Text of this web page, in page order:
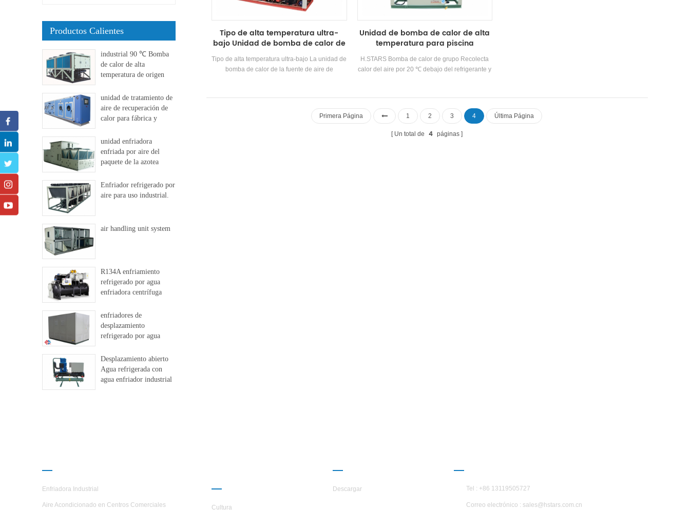
Tipo de alta temperatura ultra-
bajo Unidad de bomba de calor de
fuente de aire de temperatura
Tipo de alta temperatura ultra-bajo La unidad de
bomba de calor de la fuente de aire de
con capacidad de calefacción nominal 88kw
Potencia de entrada 37.5kw Rango de
temperatura del agua caliente 55 ° C-85 ° C
Unidad de bomba de calor de alta
temperatura para piscina
H.STARS Bomba de calor de grupo Recolecta
calor del aire por 20 ℃ debajo del refrigerante y
través de la transferencia de calor a la
necesidad de calentar agua u otros medios
Primera Página 1 2 3 4 Última Página
Un total de 4 páginas
Productos Calientes
industrial 90 ℃ Bomba
de calor de alta
temperatura de origen
unidad de tratamiento de
aire de recuperación de
calor para fábrica y
unidad enfriadora
enfriada por aire del
paquete de la azotea
Enfriador refrigerado por
aire para uso industrial.
air handling unit system
R134A enfriamiento
refrigerado por agua
enfriadora centrífuga
enfriadores de
desplazamiento
refrigerado por agua
Desplazamiento abierto
Agua refrigerada con
agua enfriador industrial
Enfriadora Industrial
Aire Acondicionado en Centros Comerciales Cultura
Descargar Tel : +86 13119505727
Correo electrónico : sales@hstars.com.cn